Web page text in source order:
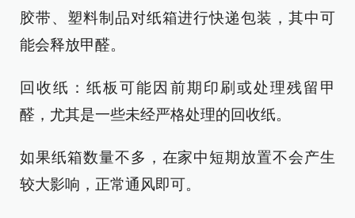
胶带、塑料制品对纸箱进行快递包装，其中可
能会释放甲醛。
回收纸：纸板可能因前期印刷或处理残留甲
醛，尤其是一些未经严格处理的回收纸。
如果纸箱数量不多，在家中短期放置不会产生
较大影响，正常通风即可。